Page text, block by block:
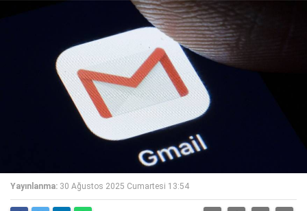
Yayınlanma: 30 Ağustos 2025 Cumartesi 13:54